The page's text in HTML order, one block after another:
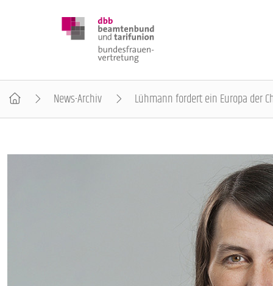
News-Archiv Lühmann fordert ein Europa der